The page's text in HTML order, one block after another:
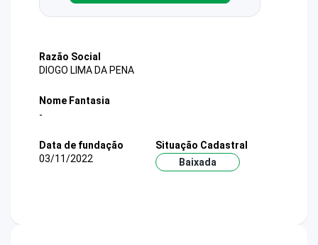
Razão Social
DIOGO LIMA DA PENA
Nome Fantasia
-
Data de fundação
03/11/2022
Situação Cadastral
Baixada